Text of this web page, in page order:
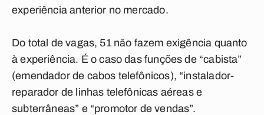
experiência anterior no mercado.
Do total de vagas, 51 não fazem exigência quanto
à experiência. É o caso das funções de “cabista”
(emendador de cabos telefônicos), “instalador-
reparador de linhas telefônicas aéreas e
subterrâneas” e “promotor de vendas”.